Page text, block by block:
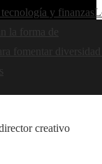
y finanzas
la forma de
fomentar
creativo